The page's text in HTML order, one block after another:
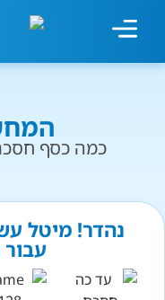
כמה כסף
נהדר! מיטל